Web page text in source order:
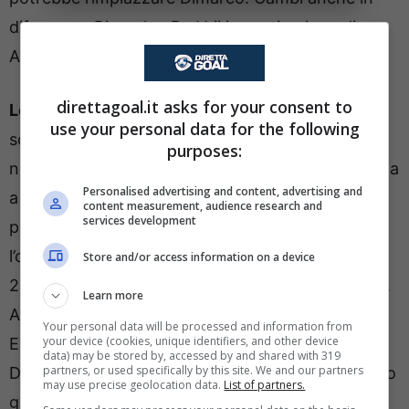
difesa con Bisseck e De Vrij in sostituzione di
Akanji e Acerbi.
Le quote sul match tra Union St.Gilloise e Inter
sono totalmente sbilanciate a favore dei
nerazzurri. Su Snai, una vittoria dell’Inter è quotata
a 1,77 contro il 4.50 per l’Union e il 3.70 per il
pareggio. Quote inferiori al raddoppio anche per
l’over 2.5 e il Gol. Il nostro consiglio ? La combo
2+over2.5 offerta da Snai a un interessante 2.70.
A 3, la quota proposta per un gol di Bonny e di
Esposito che sale a 4.25 per Frattesi e a 6 per
Dumfries, due nerazzurri che in Champions hanno
già segnato gol importanti.
direttagoal.it asks for your consent to
use your personal data for the following
purposes:
Personalised advertising and content, advertising and
content measurement, audience research and
services development
Store and/or access information on a device
Learn more
Your personal data will be processed and information from
your device (cookies, unique identifiers, and other device
data) may be stored by, accessed by and shared with 319
partners, or used specifically by this site. We and our partners
may use precise geolocation data. List of partners.